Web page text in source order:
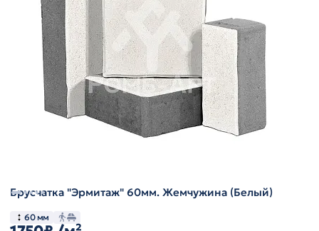
Брусчатка "Эрмитаж" 60мм. Жемчужина (Белый)
60 мм